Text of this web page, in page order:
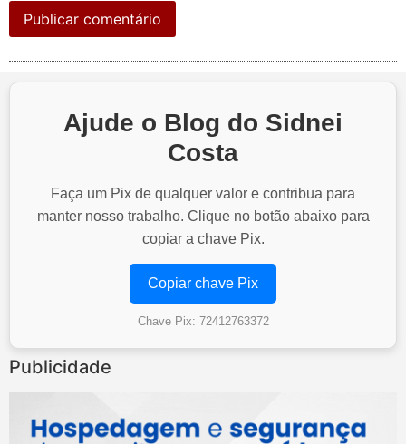
Ajude o Blog do Sidnei
Costa
Faça um Pix de qualquer valor e contribua para
manter nosso trabalho. Clique no botão abaixo para
copiar a chave Pix.
Copiar chave Pix
Chave Pix: 72412763372
Publicidade